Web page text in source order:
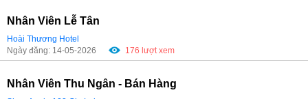
Nhân Viên Lễ Tân
Hoài Thương Hotel
Ngày đăng: 14-05-2026
176 lượt xem
Nhân Viên Thu Ngân - Bán Hàng